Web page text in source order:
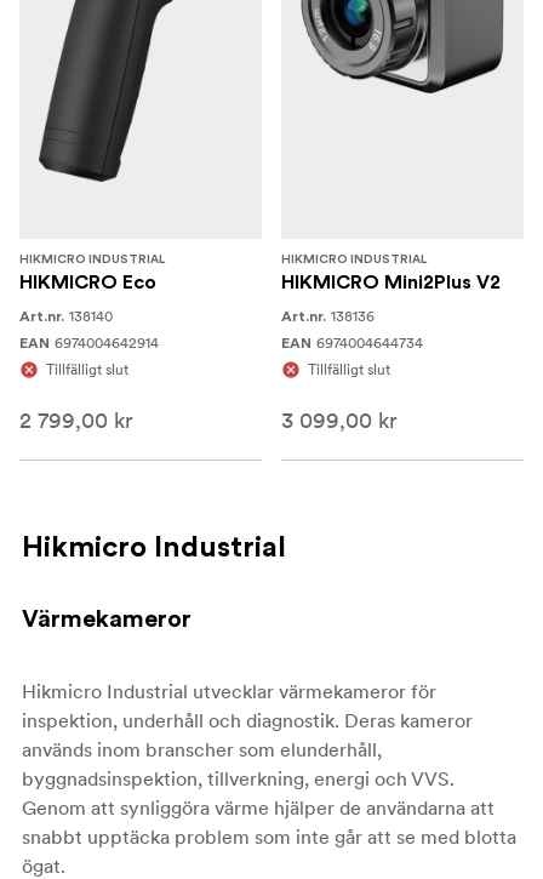
HIKMICRO INDUSTRIAL
HIKMICRO Eco
Art.nr. 138140
EAN 6974004642914
Tillfälligt slut
2 799,00 kr
HIKMICRO INDUSTRIAL
HIKMICRO Mini2Plus V2
Art.nr. 138136
EAN 6974004644734
Tillfälligt slut
3 099,00 kr
Hikmicro Industrial
Värmekameror
Hikmicro Industrial utvecklar värmekameror för
inspektion, underhåll och diagnostik. Deras kameror
används inom branscher som elunderhåll,
byggnadsinspektion, tillverkning, energi och VVS.
Genom att synliggöra värme hjälper de användarna att
snabbt upptäcka problem som inte går att se med blotta
ögat.